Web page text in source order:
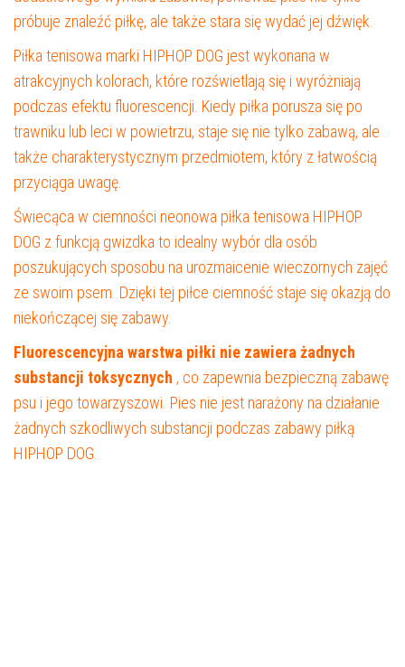
próbuje znaleźć piłkę, ale także stara się wydać jej dźwięk.
Piłka tenisowa marki HIPHOP DOG jest wykonana w
atrakcyjnych kolorach, które rozświetlają się i wyróżniają
podczas efektu fluorescencji. Kiedy piłka porusza się po
trawniku lub leci w powietrzu, staje się nie tylko zabawą, ale
także charakterystycznym przedmiotem, który z łatwością
przyciąga uwagę.
Świecąca w ciemności neonowa piłka tenisowa HIPHOP
DOG z funkcją gwizdka to idealny wybór dla osób
poszukujących sposobu na urozmaicenie wieczornych zajęć
ze swoim psem. Dzięki tej piłce ciemność staje się okazją do
niekończącej się zabawy.
Fluorescencyjna warstwa piłki nie zawiera żadnych
substancji toksycznych , co zapewnia bezpieczną zabawę
psu i jego towarzyszowi. Pies nie jest narażony na działanie
żadnych szkodliwych substancji podczas zabawy piłką
HIPHOP DOG.